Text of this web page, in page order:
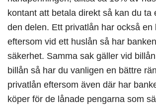
kontant att betala direkt så kan du ta
den delen. Ett privatlån har också en
eftersom vid ett huslån så har
säkerhet. Samma sak gäller vid
billån så har du vanligen en bättre
privatlån eftersom även där har
köper för de lånade pengarna som